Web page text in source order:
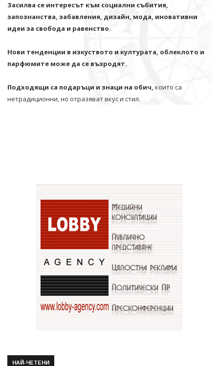
Засилва се интересът към социални събития,
запознанства, забавления, дизайн, мода, иновативни
идеи за свобода и равенство.
Нови тенденции в изкуството и културата, облеклото и
парфюмите може да се възродят.
Подходящи са подаръци и знаци на обич, които са
нетрадиционни, но отразяват вкус и стил.
НАЙ-ЧЕТЕНИ